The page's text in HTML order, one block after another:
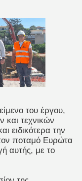
του έργου,
και τεχνικών
ειδικότερα την
ποταμό Ευρώτα
αυτής, με το